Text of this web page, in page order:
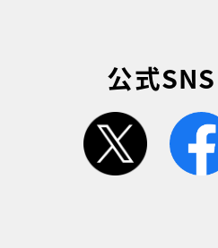
公式
twitter